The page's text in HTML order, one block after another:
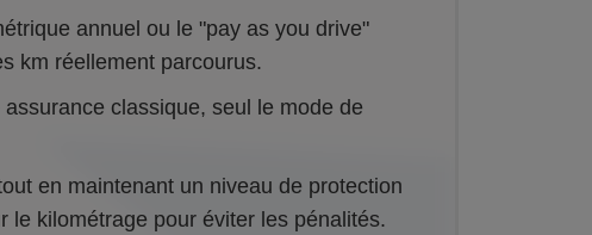
annuel ou le "pay as you drive"
km réellement parcourus.
classique, seul le mode de
en maintenant un niveau de protection
le kilométrage pour éviter les pénalités.